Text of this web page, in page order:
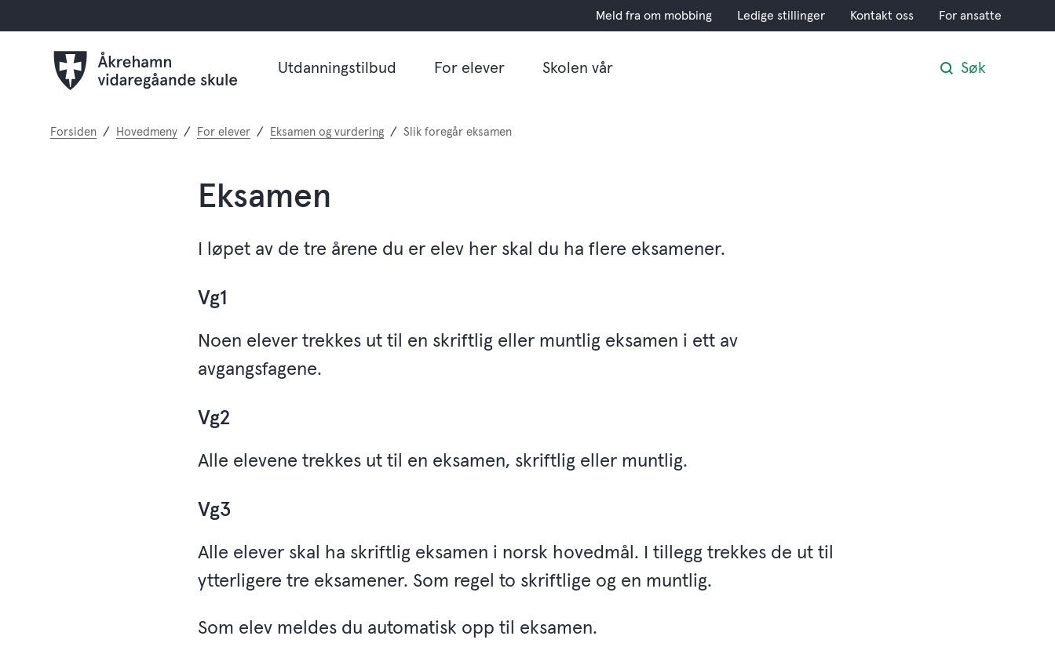
Meld fra om mobbing Ledige stillinger Kontakt oss For ansatte
Utdanningstilbud For elever Skolen vår Søk
Du
Forsiden Hovedmeny For elever Eksamen og vurdering Slik foregår eksamen
Eksamen
I løpet av de tre årene du er elev her skal du ha flere eksamener.
Vg1
Noen elever trekkes ut til en skriftlig eller muntlig eksamen i ett av
avgangsfagene.
Vg2
Alle elevene trekkes ut til en eksamen, skriftlig eller muntlig.
Vg3
Alle elever skal ha skriftlig eksamen i norsk hovedmål. I tillegg trekkes de ut til
ytterligere tre eksamener. Som regel to skriftlige og en muntlig.
Som elev meldes du automatisk opp til eksamen.